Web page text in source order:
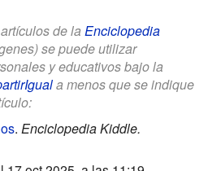
de la Enciclopedia
se puede utilizar
y educativos bajo la
a menos que se indique
. Enciclopedia Kiddle.